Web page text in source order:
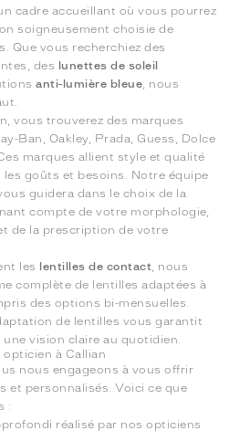
cadre accueillant où vous pourrez
soigneusement choisie de
Que vous recherchiez des
des lunettes de soleil
anti-lumière bleue , nous
vous trouverez des marques
Ban, Oakley, Prada, Guess, Dolce
marques allient style et qualité
goûts et besoins. Notre équipe
guidera dans le choix de la
compte de votre morphologie,
de la prescription de votre
les lentilles de contact , nous
complète de lentilles adaptées à
des options bi-mensuelles.
de lentilles vous garantit
vision claire au quotidien.
à Callian
nous engageons à vous offrir
et personnalisés. Voici ce que
:
réalisé par nos opticiens